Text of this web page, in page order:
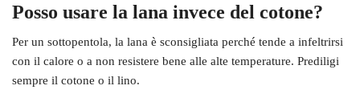
Posso usare la lana invece del cotone?
Per un sottopentola, la lana è sconsigliata perché tende a infeltrirsi
con il calore o a non resistere bene alle alte temperature. Prediligi
sempre il cotone o il lino.